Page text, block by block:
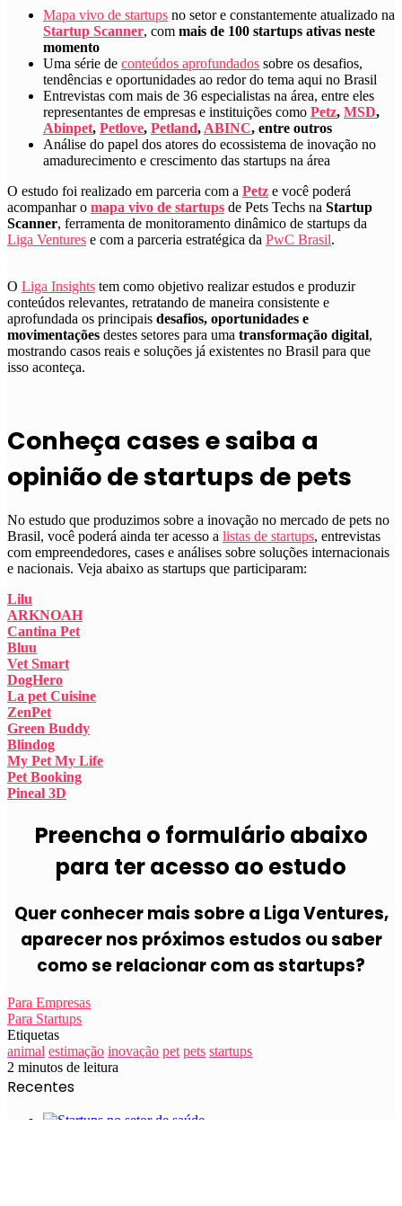
Mapa vivo de startups no setor e constantemente atualizado na
Startup Scanner, com mais de 100 startups ativas neste
momento
Uma série de conteúdos aprofundados sobre os desafios,
tendências e oportunidades ao redor do tema aqui no Brasil
Entrevistas com mais de 36 especialistas na área, entre eles
representantes de empresas e instituições como Petz, MSD,
Abinpet, Petlove, Petland, ABINC, entre outros
Análise do papel dos atores do ecossistema de inovação no
amadurecimento e crescimento das startups na área
O estudo foi realizado em parceria com a Petz e você poderá
acompanhar o mapa vivo de startups de Pets Techs na Startup
Scanner, ferramenta de monitoramento dinâmico de startups da
Liga Ventures e com a parceria estratégica da PwC Brasil.
O Liga Insights tem como objetivo realizar estudos e produzir
conteúdos relevantes, retratando de maneira consistente e
aprofundada os principais desafios, oportunidades e
movimentações destes setores para uma transformação digital,
mostrando casos reais e soluções já existentes no Brasil para que
isso aconteça.
Conheça cases e saiba a
opinião de startups de pets
No estudo que produzimos sobre a inovação no mercado de pets no
Brasil, você poderá ainda ter acesso a listas de startups, entrevistas
com empreendedores, cases e análises sobre soluções internacionais
e nacionais. Veja abaixo as startups que participaram:
Lilu
ARKNOAH
Cantina Pet
Bluu
Vet Smart
DogHero
La pet Cuisine
ZenPet
Green Buddy
Blindog
My Pet My Life
Pet Booking
Pineal 3D
Preencha o formulário abaixo
para ter acesso ao estudo
Quer conhecer mais sobre a Liga Ventures,
aparecer nos próximos estudos ou saber
como se relacionar com as startups?
Para Empresas
Para Startups
Etiquetas
animal estimação inovação pet pets startups
2 minutos de leitura
Recentes